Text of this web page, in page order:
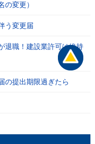
変更）
う変更届
退職！建設業許可は維持
の提出期限過ぎたら